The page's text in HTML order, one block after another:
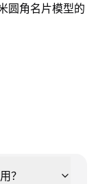
圆角名片模型的
？